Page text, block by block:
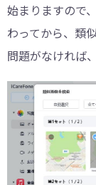
始まりますので
わってから、類
問題がなければ